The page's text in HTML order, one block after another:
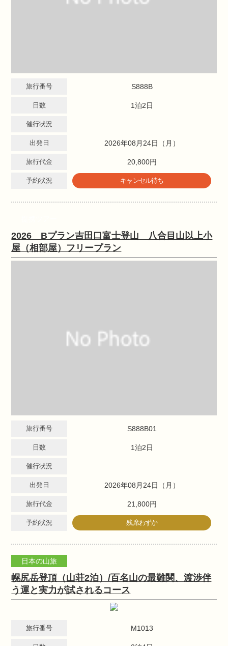
旅行番号 S888B
日数 1泊2日
催行状況
出発日 2026年08月24日（月）
旅行代金 20,800円
予約状況 キャンセル待ち
2026 Bプラン吉田口富士登山 八合目山以上小
屋（相部屋）フリープラン
旅行番号 S888B01
日数 1泊2日
催行状況
出発日 2026年08月24日（月）
旅行代金 21,800円
予約状況 残席わずか
日本の山旅
幌尻岳登頂（山荘2泊）/百名山の最難関、渡渉伴
う運と実力が試されるコース
旅行番号 M1013